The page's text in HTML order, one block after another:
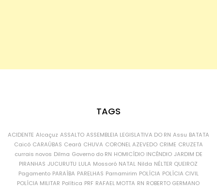
TAGS
ACIDENTE Alcaçuz ASSALTO ASSEMBLEIA LEGISLATIVA DO RN Assu BATATA
Caicó CARAÚBAS Ceará CHUVA CORONEL AZEVEDO CRIME CRUZETA
currais novos Dilma Governo do RN HOMICÍDIO INCÊNDIO JARDIM DE
PIRANHAS JUCURUTU LULA Mossoró NATAL Nilda NÉLTER QUEIROZ
Pagamento PARAÍBA PARELHAS Parnamirim POLÍCIA POLÍCIA CIVIL
POLÍCIA MILITAR Política PRF RAFAEL MOTTA RN ROBERTO GERMANO